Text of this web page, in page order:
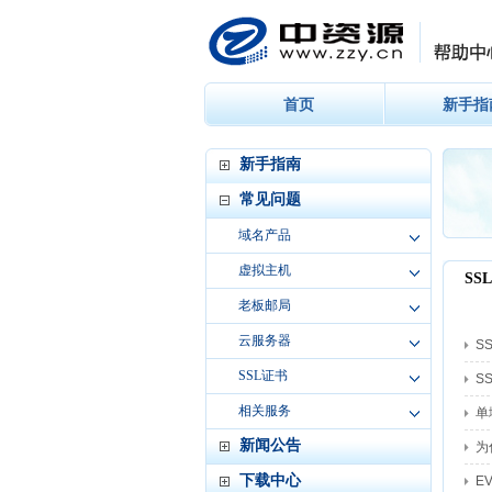
首页 新手指
新手指南
常见问题
域名产品
虚拟主机
老板邮局
云服务器
SSL证书
相关服务
新闻公告
下载中心